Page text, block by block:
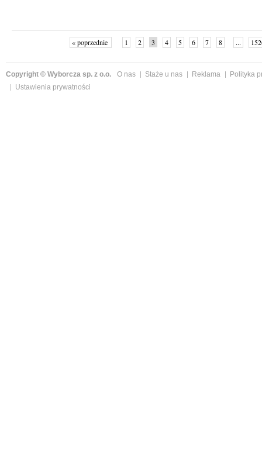
« poprzednie 1 2 3 4 5 6 7 8 ...
Copyright © Wyborcza sp. z o.o. O nas Staże u nas Reklama
Polityka
Ustawienia prywatności